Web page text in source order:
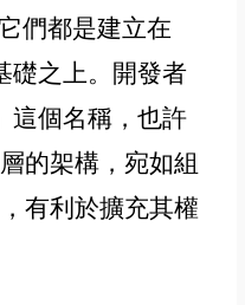
它們都是建立在
礎之上。開發者
這個名稱 ，也許
的架構，宛如組
有利於擴充其權